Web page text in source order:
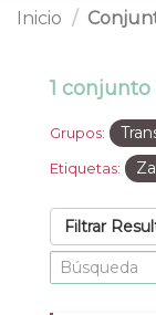
Inicio
1
Grupos:
Etiquetas:
Filtrar